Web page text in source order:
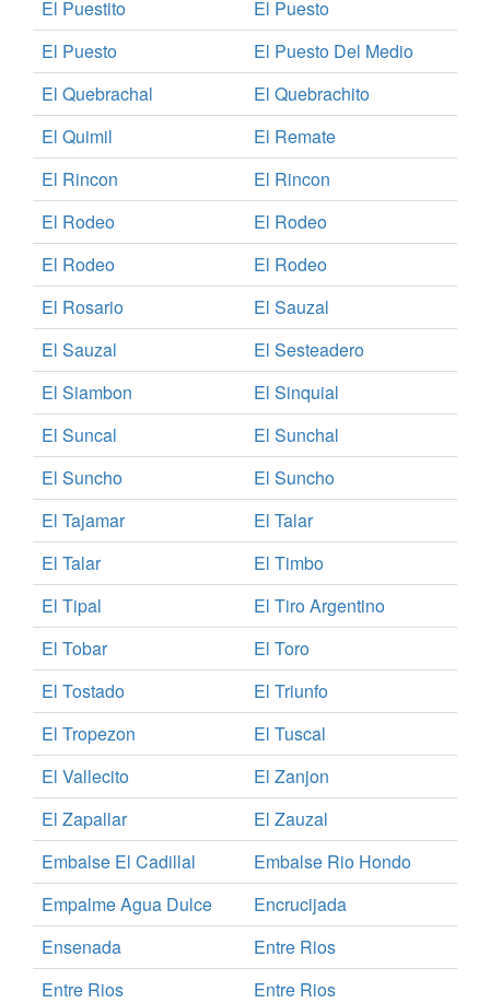
El Puestito
El Puesto
El Puesto
El Puesto Del Medio
El Quebrachal
El Quebrachito
El Quimil
El Remate
El Rincon
El Rincon
El Rodeo
El Rodeo
El Rodeo
El Rodeo
El Rosario
El Sauzal
El Sauzal
El Sesteadero
El Siambon
El Sinquial
El Suncal
El Sunchal
El Suncho
El Suncho
El Tajamar
El Talar
El Talar
El Timbo
El Tipal
El Tiro Argentino
El Tobar
El Toro
El Tostado
El Triunfo
El Tropezon
El Tuscal
El Vallecito
El Zanjon
El Zapallar
El Zauzal
Embalse El Cadillal
Embalse Rio Hondo
Empalme Agua Dulce
Encrucijada
Ensenada
Entre Rios
Entre Rios
Entre Rios